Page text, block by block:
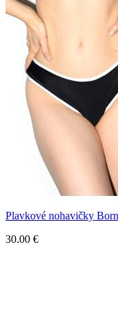
Plavkové nohavičky
30.00 €